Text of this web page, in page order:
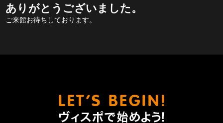
ありがとうございました。
ご来館お待ちしております。